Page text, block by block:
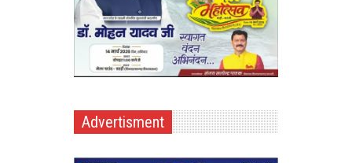
Advertisment